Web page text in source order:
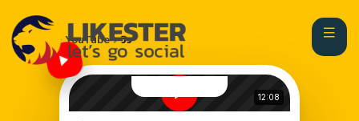
หน้าแรก YouTube วิว
12:08